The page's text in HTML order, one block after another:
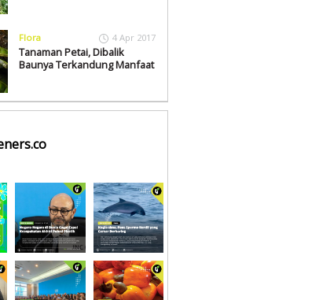
Flora 4 Apr 2017
Tanaman Petai, Dibalik
Baunya Terkandung Manfaat